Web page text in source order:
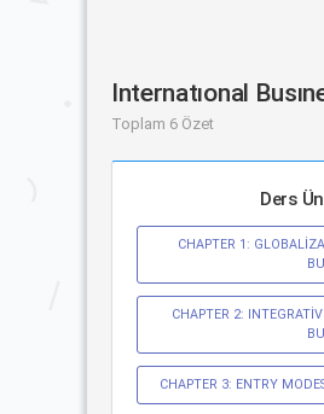
Internatıonal
Toplam 6 Özet
Ders
CHAPTER 1:
CHAPTER 2:
CHAPTER 3: ENTRY